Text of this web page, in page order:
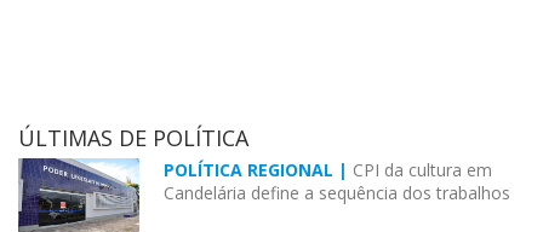
ÚLTIMAS DE POLÍTICA
POLÍTICA REGIONAL | CPI da cultura em
Candelária define a sequência dos trabalhos